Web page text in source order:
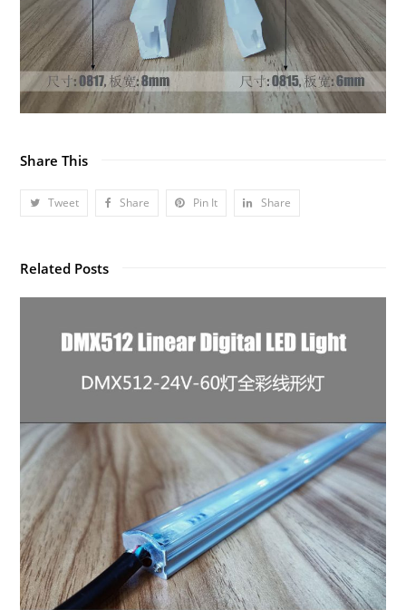
Share This
Tweet Share Pin It Share
Related Posts